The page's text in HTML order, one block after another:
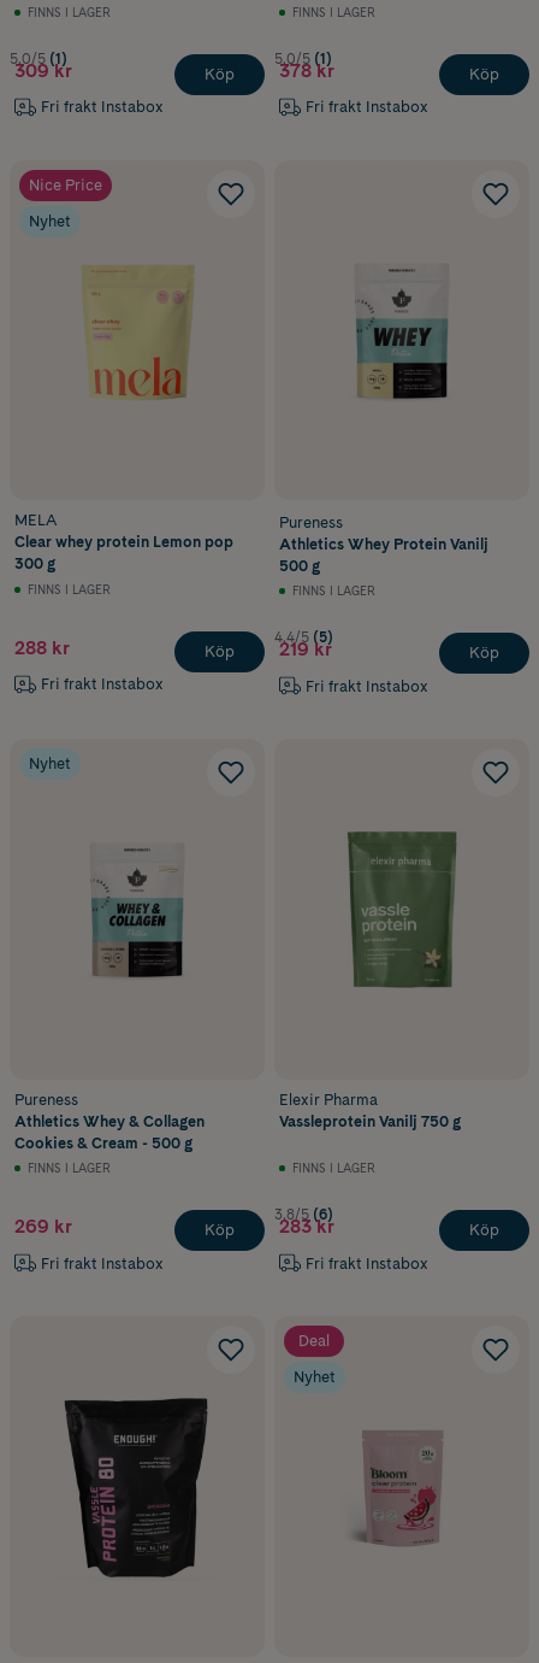
FINNS I LAGER
5.0/5 (1)
309 kr
Fri frakt Instabox
Köp
FINNS I LAGER
5.0/5 (1)
378 kr
Fri frakt Instabox
Köp
Nice Price
Nyhet
MELA
Clear whey protein Lemon pop
300 g
FINNS I LAGER
288 kr
Fri frakt Instabox
Köp
Pureness
Athletics Whey Protein Vanilj
500 g
FINNS I LAGER
4.4/5 (5)
219 kr
Fri frakt Instabox
Köp
Nyhet
Pureness
Athletics Whey & Collagen
Cookies & Cream - 500 g
FINNS I LAGER
269 kr
Fri frakt Instabox
Köp
Elexir Pharma
Vassleprotein Vanilj 750 g
FINNS I LAGER
3.8/5 (6)
283 kr
Fri frakt Instabox
Köp
Deal
Nyhet